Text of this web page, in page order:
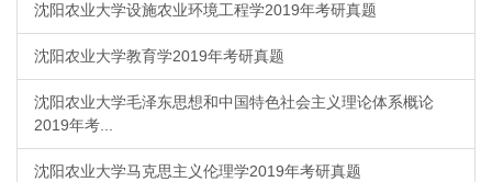
沈阳农业大学设施农业环境工程学2019年考研真题
沈阳农业大学教育学2019年考研真题
沈阳农业大学毛泽东思想和中国特色社会主义理论体系概论
2019年考...
沈阳农业大学马克思主义伦理学2019年考研真题